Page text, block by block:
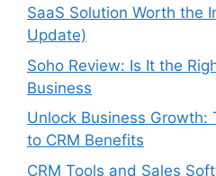
SaaS Solution Worth the
Update)
Soho Review: Is It the
Business
Unlock Business Growth:
to CRM Benefits
CRM Tools and Sales